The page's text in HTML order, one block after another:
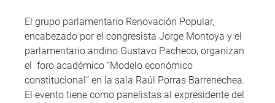
El grupo parlamentario Renovación Popular,
encabezado por el congresista Jorge Montoya y el
parlamentario andino Gustavo Pacheco, organizan
el foro académico “Modelo económico
constitucional” en la sala Raúl Porras Barrenechea.
El evento tiene como panelistas al expresidente del